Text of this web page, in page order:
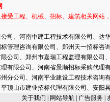
受工程、机械、招标、建筑相关网站
司、河南中建工程技术有限公司、
管理咨询有限公司、郑州天一招标
公司、郑州市嘉瑞工程监理有限公
有限公司、河南省景顺招标采购代
分公司、河南平业建设工程技术咨
顶山市建业招标代理有限公司、安阳
关于我们 | 网站导航 | 广告服务 |